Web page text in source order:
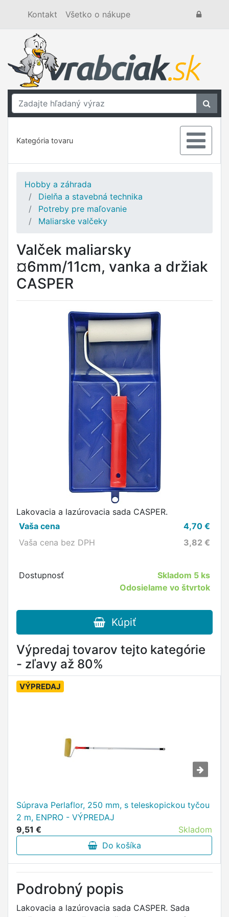
Kontakt Všetko o nákupe
Kategória tovaru
Hobby a záhrada
Dielňa a stavebná technika
Potreby pre maľovanie
Maliarske valčeky
Valček maliarsky
¤6mm/11cm, vanka a držiak
CASPER
Lakovacia a lazúrovacia sada CASPER.
Vaša cena
4,70 €
Vaša cena bez DPH
3,82 €
Dostupnosť Skladom 5 ks
Odosielame vo štvrtok
Kúpiť
Výpredaj tovarov tejto kategórie
- zľavy až 80%
VÝPREDAJ
Súprava Perlaflor, 250 mm, s teleskopickou tyčou
2 m, ENPRO - VÝPREDAJ
9,51 €
Skladom
Do košíka
Podrobný popis
Lakovacia a lazúrovacia sada CASPER. Sada